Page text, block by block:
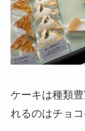
ケーキは種類
れるのはチョコ